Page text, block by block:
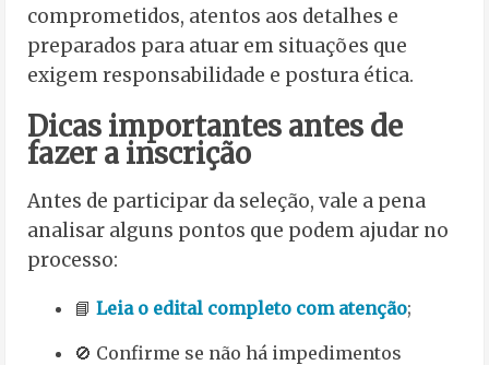
comprometidos, atentos aos detalhes e
preparados para atuar em situações que
exigem responsabilidade e postura ética.
Dicas importantes antes de
fazer a inscrição
Antes de participar da seleção, vale a pena
analisar alguns pontos que podem ajudar no
processo:
📘 Leia o edital completo com atenção;
🚫 Confirme se não há impedimentos